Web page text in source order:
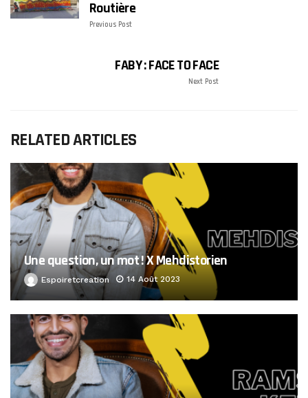
Routière
Previous Post
FABY : FACE TO FACE
Next Post
RELATED ARTICLES
Une question, un mot ! X Mehdistorien
Espoiretcreation 14 Août 2023